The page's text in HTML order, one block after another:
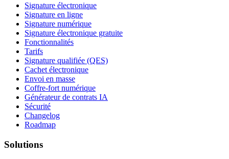
Signature électronique
Signature en ligne
Signature numérique
Signature électronique gratuite
Fonctionnalités
Tarifs
Signature qualifiée (QES)
Cachet électronique
Envoi en masse
Coffre-fort numérique
Générateur de contrats IA
Sécurité
Changelog
Roadmap
Solutions